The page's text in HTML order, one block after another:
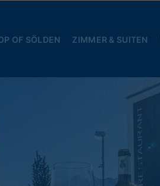
OF SÖLDEN ZIMMER & SUITEN